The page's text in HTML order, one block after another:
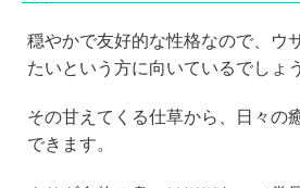
穏やかで友好的な性格なので、ウ
たいという方に向いているでしょう
その甘えてくる仕草から、日々の
できます。